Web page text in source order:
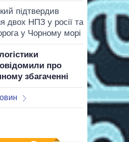
підтвердив
двох НПЗ у росії та
у Чорному морі
про
збагаченні